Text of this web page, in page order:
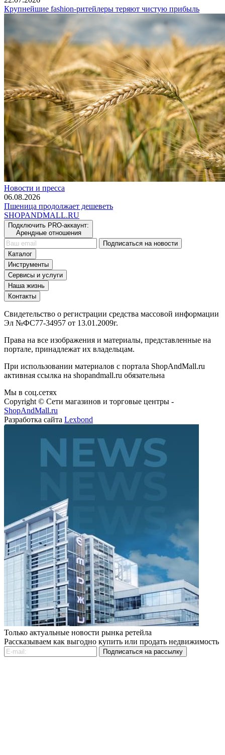
Крупнейшие fashion-ритейлеры теряют чистую прибыль
Новости и пресса
06.08.2026
Пшеница продолжает дешеветь
SHOPANDMALL.RU
Подключить PRO-аккаунт:
Арендные отношения
Подписаться на новости
Каталог
Инструменты
Сервисы и услуги
Наша жизнь
Контакты
Свидетельство о регистрации средства массовой информации
Эл №ФС77-34957 от 13.01.2009г.
Права на все изображения и материалы, представленные на
портале, принадлежат их владельцам.
При использовании материалов с портала ShopAndMall.ru
активная ссылка на shopandmall.ru обязательна
Мы в соц.сетях
Copyright © Сети магазинов и торговые центры -
ShopAndMall.ru
Разработка сайта Lexbond
Только актуальные новости рынка ретейла
Рассказываем как выгодно купить или продать недвижимость